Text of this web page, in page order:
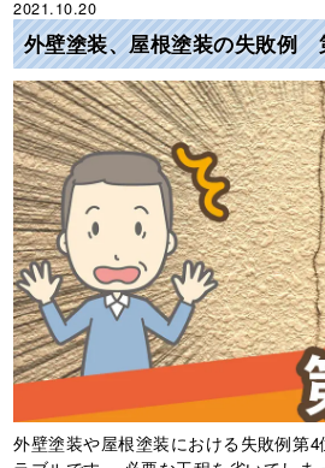
2021.10.20
外壁塗装、屋根塗装の失敗例
外壁塗装や屋根塗装における失敗例第